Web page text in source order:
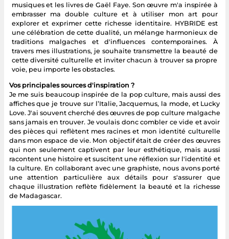
musiques et les livres de Gaël Faye. Son œuvre m'a inspirée à
embrasser ma double culture et à utiliser mon art pour
explorer et exprimer cette richesse identitaire. HYBRIDE est
une célébration de cette dualité, un mélange harmonieux de
traditions malgaches et d'influences contemporaines. À
travers mes illustrations, je souhaite transmettre la beauté de
cette diversité culturelle et inviter chacun à trouver sa propre
voie, peu importe les obstacles.
Vos principales sources d'inspiration ?
Je me suis beaucoup inspirée de la pop culture, mais aussi des
affiches que je trouve sur l’Italie, Jacquemus, la mode, et Lucky
Love. J'ai souvent cherché des œuvres de pop culture malgache
sans jamais en trouver. Je voulais donc combler ce vide et avoir
des pièces qui reflètent mes racines et mon identité culturelle
dans mon espace de vie. Mon objectif était de créer des œuvres
qui non seulement captivent par leur esthétique, mais aussi
racontent une histoire et suscitent une réflexion sur l'identité et
la culture. En collaborant avec une graphiste, nous avons porté
une attention particulière aux détails pour s'assurer que
chaque illustration reflète fidèlement la beauté et la richesse
de Madagascar.